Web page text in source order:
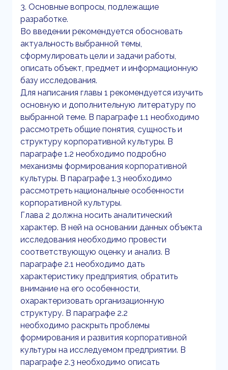
3. Основные вопросы, подлежащие
разработке.
Во введении рекомендуется обосновать
актуальность выбранной темы,
сформулировать цели и задачи работы,
описать объект, предмет и информационную
базу исследования.
Для написания главы 1 рекомендуется изучить
основную и дополнительную литературу по
выбранной теме. В параграфе 1.1 необходимо
рассмотреть общие понятия, сущность и
структуру корпоративной культуры. В
параграфе 1.2 необходимо подробно
механизмы формирования корпоративной
культуры. В параграфе 1.3 необходимо
рассмотреть национальные особенности
корпоративной культуры.
Глава 2 должна носить аналитический
характер. В ней на основании данных объекта
исследования необходимо провести
соответствующую оценку и анализ. В
параграфе 2.1 необходимо дать
характеристику предприятия, обратить
внимание на его особенности,
охарактеризовать организационную
структуру. В параграфе 2.2
необходимо раскрыть проблемы
формирования и развития корпоративной
культуры на исследуемом предприятии. В
параграфе 2.3 необходимо описать